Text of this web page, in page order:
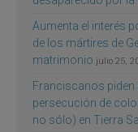
Aumenta el interés
de los mártires de
matrimonio julio 25,
Franciscanos piden
persecución de
no sólo) en Tierra